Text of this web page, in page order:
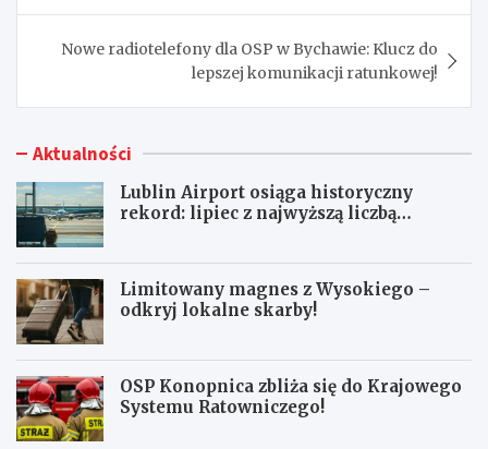
Nowe radiotelefony dla OSP w Bychawie: Klucz do
lepszej komunikacji ratunkowej!
Aktualności
Lublin Airport osiąga historyczny
rekord: lipiec z najwyższą liczbą
Limitowany magnes z Wysokiego –
odkryj lokalne skarby!
OSP Konopnica zbliża się do Krajowego
Systemu Ratowniczego!